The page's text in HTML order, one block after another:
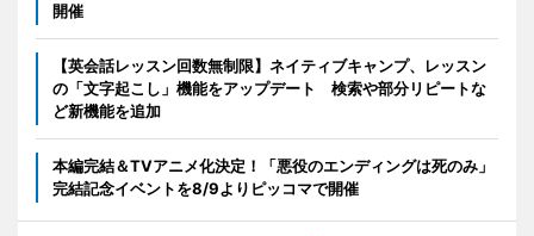
開催
【英会話レッスン回数無制限】ネイティブキャンプ、レッスン
の「文字起こし」機能をアップデート 検索や部分リピートな
ど新機能を追加
本編完結＆TVアニメ化決定！「悪役のエンディングは死のみ」
完結記念イベントを8/9よりピッコマで開催